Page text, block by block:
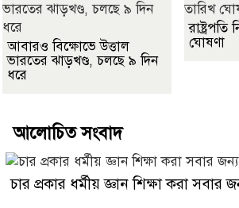
আবারও বিক্ষোভে উত্তাল
ভারতের ঝাড়খণ্ড, চলছে ৯ দিন
ধরে
রাষ্ট্রপতি
ঘোষণা
আলোচিত সংবাদ
চার প্রকার ধর্মীয় জ্ঞান শিক্ষা করা সবার